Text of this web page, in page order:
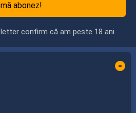
mă abonez!
confirm că am peste 18 ani.
-